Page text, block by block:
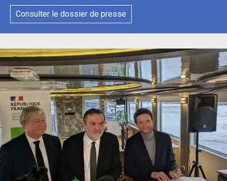
Consulter le dossier de presse